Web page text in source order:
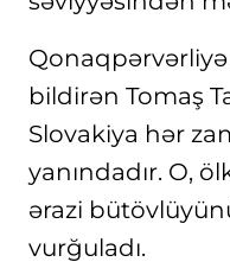
Qonaqpərvərliyə
bildirən Tomaş
Slovakiya hər
yanındadır. O,
ərazi
vurğuladı.